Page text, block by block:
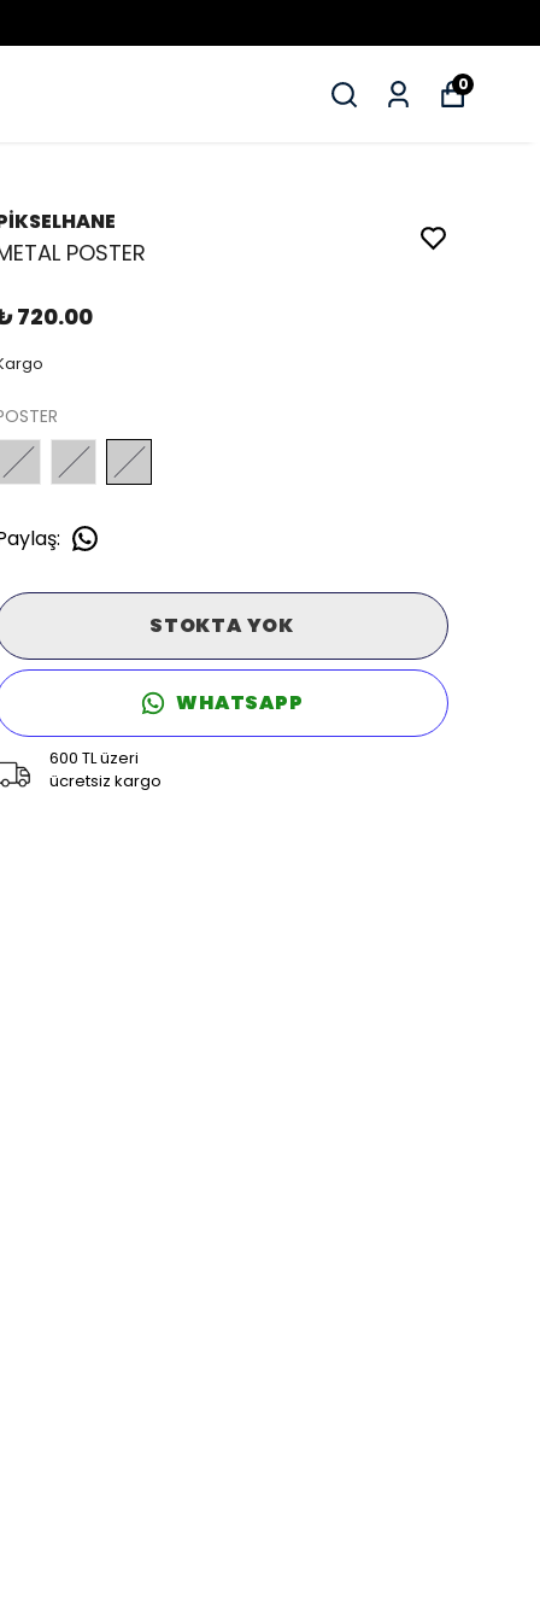
0
POSTER
720.00
:
STOKTA YOK
WHATSAPP
600 TL üzeri
ücretsiz kargo